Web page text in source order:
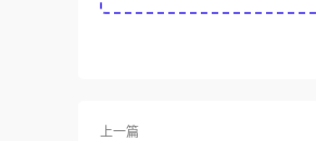
上一篇